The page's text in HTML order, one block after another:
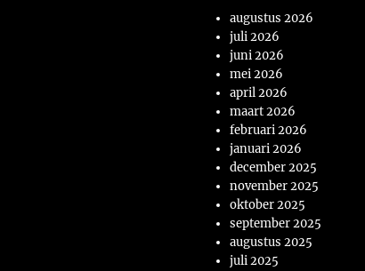
augustus 2026
juli 2026
juni 2026
mei 2026
april 2026
maart 2026
februari 2026
januari 2026
december 2025
november 2025
oktober 2025
september 2025
augustus 2025
juli 2025